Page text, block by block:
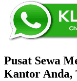
Pusat Sewa
Kantor Anda,